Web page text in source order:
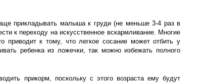
прикладывать малыша к груди (не меньше 3-4 раз в
к переходу на искусственное вскармливание. Многие
к тому, что легкое сосание может отбить у
ребенка из ложечки, так можно избежать полного
прикорм, поскольку с этого возраста ему будут